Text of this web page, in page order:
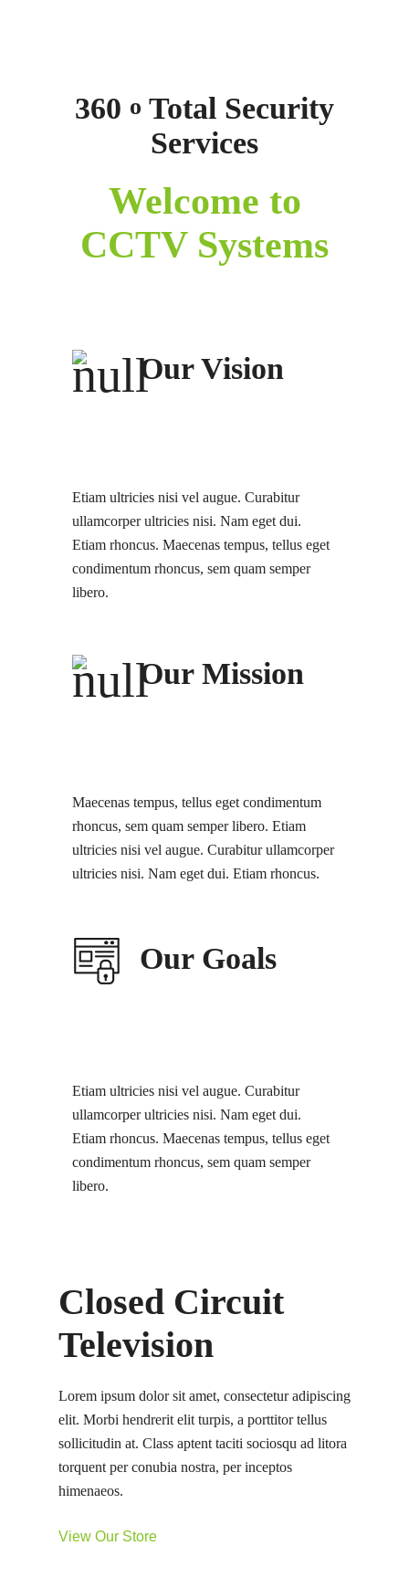
360 o Total Security
Services
Welcome to
CCTV Systems
Our Vision
Etiam ultricies nisi vel augue. Curabitur
ullamcorper ultricies nisi. Nam eget dui.
Etiam rhoncus. Maecenas tempus, tellus eget
condimentum rhoncus, sem quam semper
libero.
Our Mission
Maecenas tempus, tellus eget condimentum
rhoncus, sem quam semper libero. Etiam
ultricies nisi vel augue. Curabitur ullamcorper
ultricies nisi. Nam eget dui. Etiam rhoncus.
Our Goals
Etiam ultricies nisi vel augue. Curabitur
ullamcorper ultricies nisi. Nam eget dui.
Etiam rhoncus. Maecenas tempus, tellus eget
condimentum rhoncus, sem quam semper
libero.
Closed Circuit
Television
Lorem ipsum dolor sit amet, consectetur adipiscing
elit. Morbi hendrerit elit turpis, a porttitor tellus
sollicitudin at. Class aptent taciti sociosqu ad litora
torquent per conubia nostra, per inceptos
himenaeos.
View Our Store